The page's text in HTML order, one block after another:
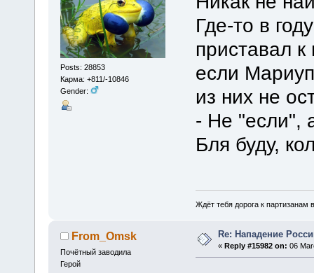
Posts: 28853
Карма: +811/-10846
Gender:
Где-то в
приставал
если
из них не
- Не "если",
Бля буду,
Ждёт тебя дорога к партизанам
From_Omsk
Почётный заводила
Герой
Re: Нападение
«Reply #15982 on: 06